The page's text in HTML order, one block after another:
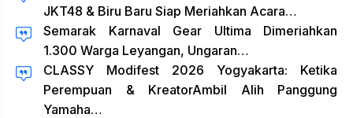
JKT48 & Biru Baru Siap Meriahkan Acara…
Semarak Karnaval Gear Ultima Dimeriahkan
1.300 Warga Leyangan, Ungaran…
CLASSY Modifest 2026 Yogyakarta: Ketika
Perempuan & KreatorAmbil Alih Panggung
Yamaha…